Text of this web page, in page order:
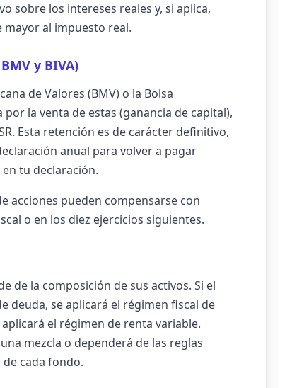
sobre los intereses reales y, si aplica,
al impuesto real.
y BIVA)
de Valores (BMV) o la Bolsa
la venta de estas (ganancia de capital),
Esta retención es de carácter definitivo,
anual para volver a pagar
tu declaración.
acciones pueden compensarse con
o en los diez ejercicios siguientes.
de la composición de sus activos. Si el
se aplicará el régimen fiscal de
el régimen de renta variable.
mezcla o dependerá de las reglas
cada fondo.